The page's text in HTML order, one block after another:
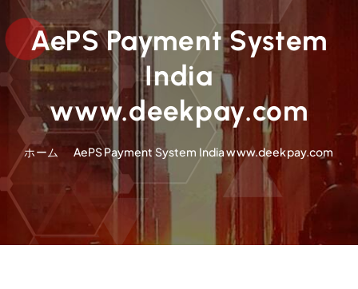
プ
AePS Payment System
India
www.deekpay.com
ホーム AePS Payment System India www.deekpay.com